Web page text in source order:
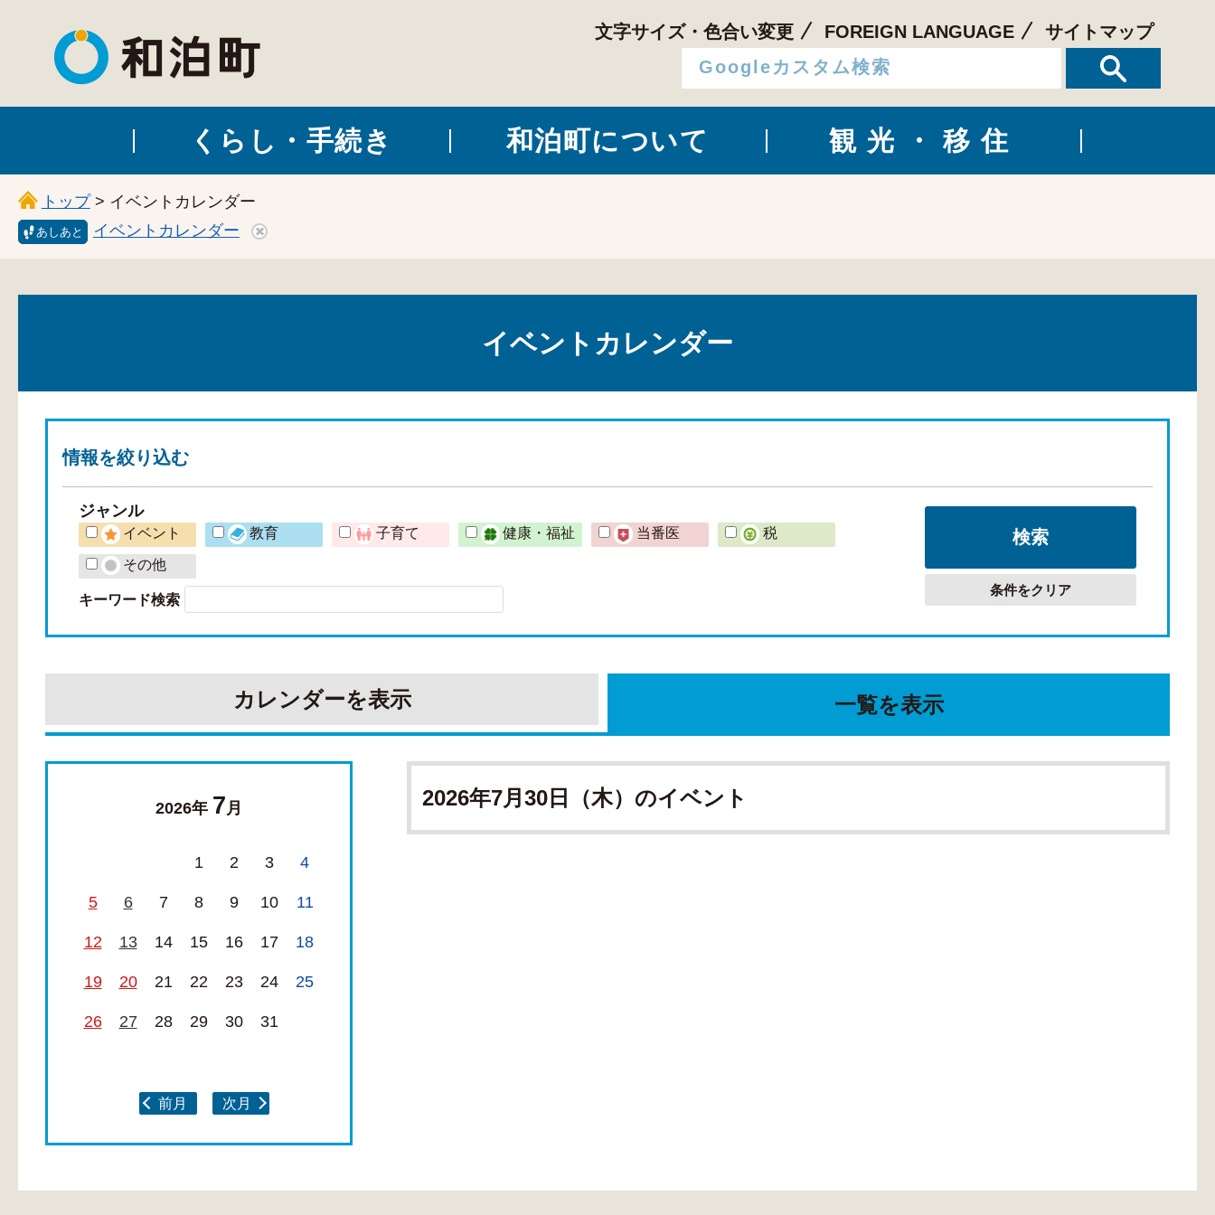
和泊町
文字サイズ・色合い変更 FOREIGN LANGUAGE サイトマップ
くらし・手続き 和泊町について 観光・移住
トップ> イベントカレンダー
あしあと イベントカレンダー
イベントカレンダー
情報を絞り込む
ジャンル
イベント 教育 子育て 健康・福祉 当番医
税
その他
キーワード検索
条件をクリア
カレンダーを表示 一覧を表示
2026年 7月
1 2 3 4
5 6 7 8 9 10 11
12 13 14 15 16 17 18
19 20 21 22 23 24 25
26 27 28 29 30 31
前月 次月
2026年7月30日（木）のイベント